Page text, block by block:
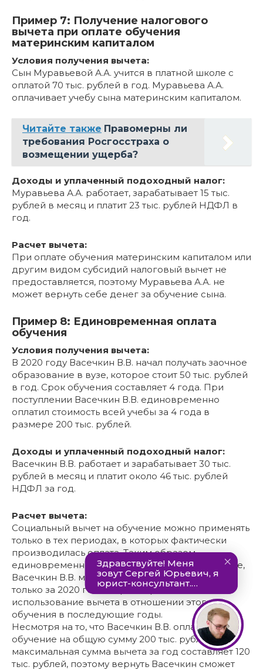
Пример 7: Получение налогового
вычета при оплате обучения
материнским капиталом
Условия получения вычета:
Сын Муравьевой А.А. учится в платной школе с
оплатой 70 тыс. рублей в год. Муравьева А.А.
оплачивает учебу сына материнским капиталом.
Читайте также Правомерны ли
требования Росгосстраха о
возмещении ущерба?
Доходы и уплаченный подоходный налог:
Муравьева А.А. работает, зарабатывает 15 тыс.
рублей в месяц и платит 23 тыс. рублей НДФЛ в
год.
Расчет вычета:
При оплате обучения материнским капиталом или
другим видом субсидий налоговый вычет не
предоставляется, поэтому Муравьева А.А. не
может вернуть себе денег за обучение сына.
Пример 8: Единовременная оплата
обучения
Условия получения вычета:
В 2020 году Васечкин В.В. начал получать заочное
образование в вузе, которое стоит 50 тыс. рублей
в год. Срок обучения составляет 4 года. При
поступлении Васечкин В.В. единовременно
оплатил стоимость всей учебы за 4 года в
размере 200 тыс. рублей.
Доходы и уплаченный подоходный налог:
Васечкин В.В. работает и зарабатывает 30 тыс.
рублей в месяц и платит около 46 тыс. рублей
НДФЛ за год.
Расчет вычета:
Социальный вычет на обучение можно применять
только в тех периодах, в которых фактически
производилась оплата. Таким образом,
единовременно оплатив многолетнее обучение,
Васечкин В.В. может получить налоговый вычет
только за 2020 год и теряет право на
использование вычета в отношении этого
обучения в последующие годы.
Несмотря на то, что Васечкин В.В. оплатил
обучение на общую сумму 200 тыс. рублей,
максимальная сумма вычета за год составляет 120
тыс. рублей, поэтому вернуть Васечкин сможет